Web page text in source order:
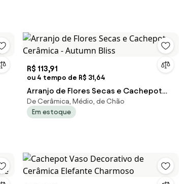
R$ 113,91
ou 4 tempo de R$ 31,64
Arranjo de Flores Secas e Cachepot
Cerâmica - Autumn Bliss
De Cerâmica, Médio, de Chão
Em estoque